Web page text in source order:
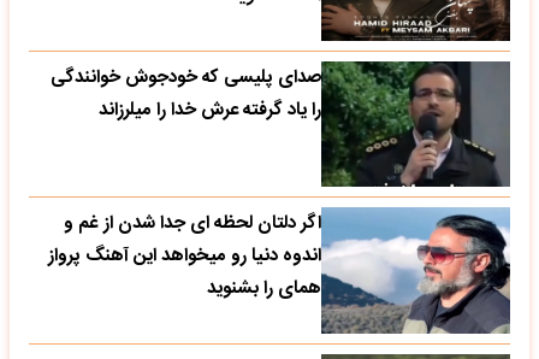
صدای پلیسی که خودجوش خوانندگی
را یاد گرفته عرش خدا را میلرزاند
اگر دلتان لحظه ای جدا شدن از غم و
اندوه دنیا رو میخواهد این آهنگ پرواز
همای را بشنوید